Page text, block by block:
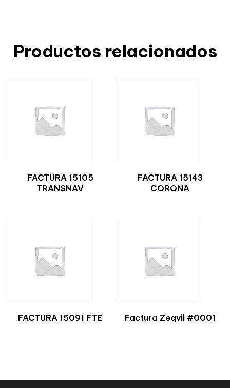
Productos relacionados
FACTURA 15105
TRANSNAV
FACTURA 15143
CORONA
FACTURA 15091 FTE Factura Zeqvil #0001